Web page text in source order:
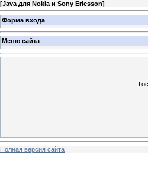
[Java для Nokia и Sony Ericsson]
Форма входа
Меню сайта
Полная версия сайта